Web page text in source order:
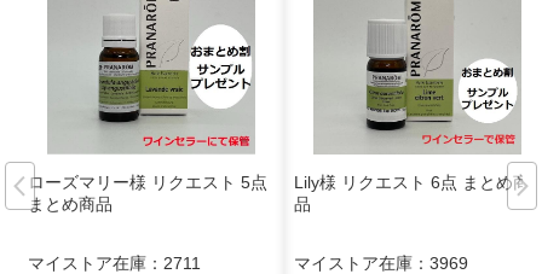
ローズマリー様 リクエスト 5点
まとめ商品
マイストア在庫： 2711
Lily様 リクエスト 6点 まとめ商
品
マイストア在庫： 3969